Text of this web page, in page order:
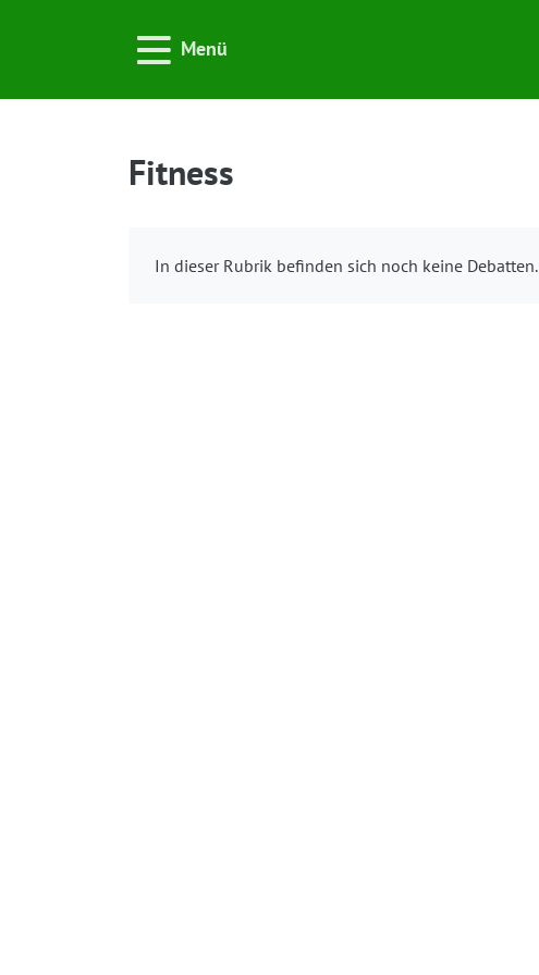
Menü
Fitness
In dieser Rubrik befinden sich noch keine Debatten.